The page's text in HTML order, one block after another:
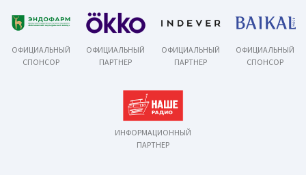
ОФИЦИАЛЬНЫЙ
СПОНСОР
ОФИЦИАЛЬНЫЙ
ПАРТНЕР
ОФИЦИАЛЬНЫЙ
ПАРТНЕР
ОФИЦИАЛЬНЫЙ
СПОНСОР
ИНФОРМАЦИОННЫЙ
ПАРТНЕР